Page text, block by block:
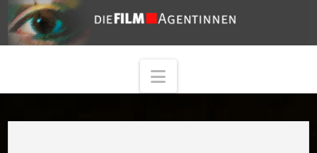
Navigation